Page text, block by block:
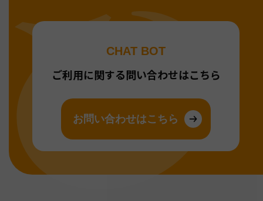
CHAT BOT
ご利用に関する問い合わせはこちら
お問い合わせはこちら